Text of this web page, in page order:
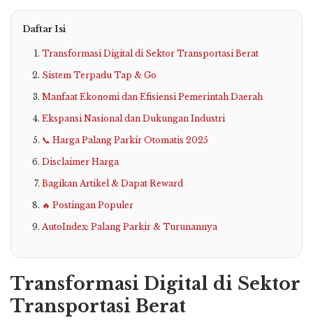
Daftar Isi
Transformasi Digital di Sektor Transportasi Berat
Sistem Terpadu Tap & Go
Manfaat Ekonomi dan Efisiensi Pemerintah Daerah
Ekspansi Nasional dan Dukungan Industri
📞 Harga Palang Parkir Otomatis 2025
Disclaimer Harga
Bagikan Artikel & Dapat Reward
🔥 Postingan Populer
AutoIndex: Palang Parkir & Turunannya
Transformasi Digital di Sektor
Transportasi Berat